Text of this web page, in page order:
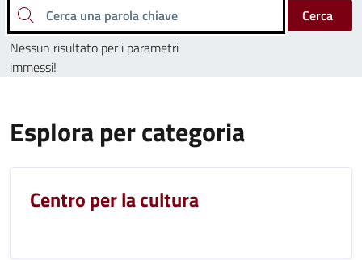
Cerca una parola chiave
Cerca
Nessun risultato per i parametri
immessi!
Esplora per categoria
Centro per la cultura